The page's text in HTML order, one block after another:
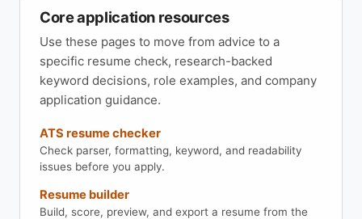
Core application resources
Use these pages to move from advice to a
specific resume check, research-backed
keyword decisions, role examples, and company
application guidance.
ATS resume checker
Check parser, formatting, keyword, and readability
issues before you apply.
Resume builder
Build, score, preview, and export a resume from the